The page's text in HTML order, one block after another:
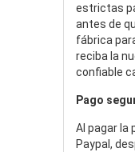
estrictas
antes de
fábrica
reciba la
confiable
Pago
Al pagar la
Paypal,